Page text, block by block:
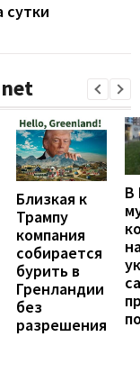
сутки
Близкая к
Трампу
компания
собирается
бурить в
Гренландии
без
разрешения
В